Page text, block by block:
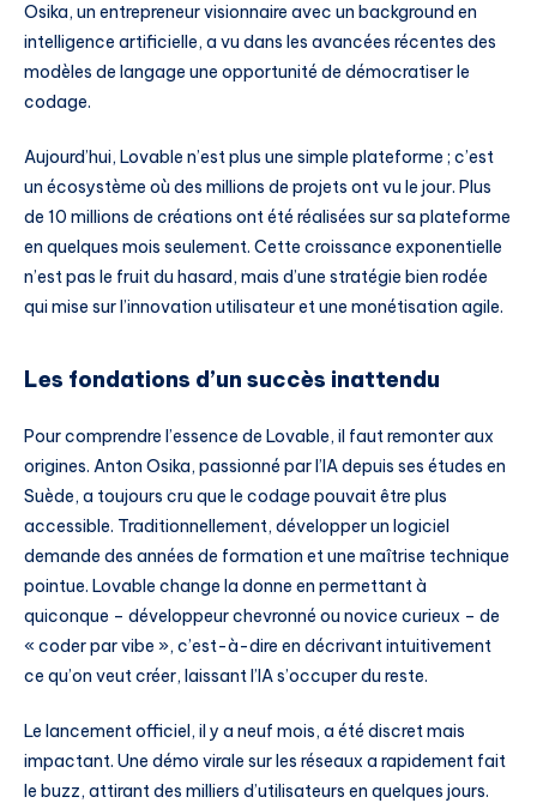
Osika, un entrepreneur visionnaire avec un background en
intelligence artificielle, a vu dans les avancées récentes des
modèles de langage une opportunité de démocratiser le
codage.
Aujourd’hui, Lovable n’est plus une simple plateforme ; c’est
un écosystème où des millions de projets ont vu le jour. Plus
de 10 millions de créations ont été réalisées sur sa plateforme
en quelques mois seulement. Cette croissance exponentielle
n’est pas le fruit du hasard, mais d’une stratégie bien rodée
qui mise sur l’innovation utilisateur et une monétisation agile.
Les fondations d’un succès inattendu
Pour comprendre l’essence de Lovable, il faut remonter aux
origines. Anton Osika, passionné par l’IA depuis ses études en
Suède, a toujours cru que le codage pouvait être plus
accessible. Traditionnellement, développer un logiciel
demande des années de formation et une maîtrise technique
pointue. Lovable change la donne en permettant à
quiconque – développeur chevronné ou novice curieux – de
« coder par vibe », c’est-à-dire en décrivant intuitivement
ce qu’on veut créer, laissant l’IA s’occuper du reste.
Le lancement officiel, il y a neuf mois, a été discret mais
impactant. Une démo virale sur les réseaux a rapidement fait
le buzz, attirant des milliers d’utilisateurs en quelques jours.